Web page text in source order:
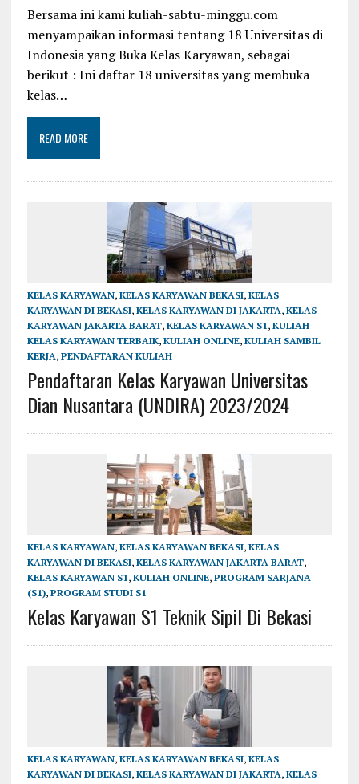
Bersama ini kami kuliah-sabtu-minggu.com
menyampaikan informasi tentang 18 Universitas di
Indonesia yang Buka Kelas Karyawan, sebagai
berikut : Ini daftar 18 universitas yang membuka
kelas…
READ MORE
KELAS KARYAWAN, KELAS KARYAWAN BEKASI, KELAS
KARYAWAN DI BEKASI, KELAS KARYAWAN DI JAKARTA, KELAS
KARYAWAN JAKARTA BARAT, KELAS KARYAWAN S1 , KULIAH
KELAS KARYAWAN TERBAIK, KULIAH ONLINE, KULIAH SAMBIL
KERJA, PENDAFTARAN KULIAH
Pendaftaran Kelas Karyawan Universitas
Dian Nusantara (UNDIRA) 2023/2024
KELAS KARYAWAN, KELAS KARYAWAN BEKASI, KELAS
KARYAWAN DI BEKASI, KELAS KARYAWAN JAKARTA BARAT,
KELAS KARYAWAN S1 , KULIAH ONLINE, PROGRAM SARJANA
(S1), PROGRAM STUDI S1
Kelas Karyawan S1 Teknik Sipil Di Bekasi
KELAS KARYAWAN, KELAS KARYAWAN BEKASI, KELAS
KARYAWAN DI BEKASI, KELAS KARYAWAN DI JAKARTA, KELAS